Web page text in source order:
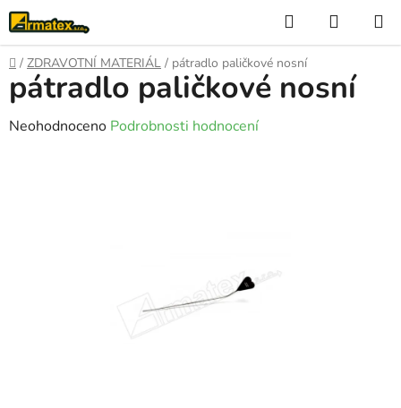
Přejít
na
obsah
Hledat
KOŠÍK
Domů
/ ZDRAVOTNÍ MATERIÁL / pátradlo paličkové nosní
pátradlo paličkové nosní
Průměrné
Neohodnoceno Podrobnosti hodnocení